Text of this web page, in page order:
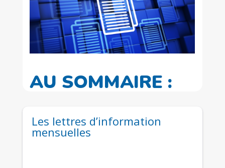
AU SOMMAIRE :
Les lettres d’information
mensuelles